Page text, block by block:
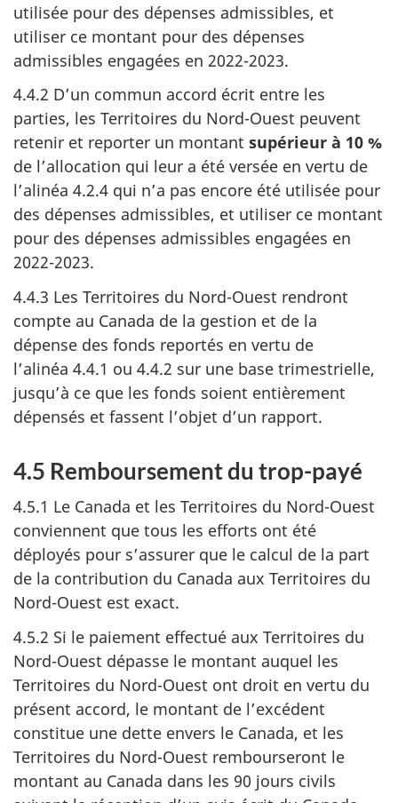
utilisée pour des dépenses admissibles, et
utiliser ce montant pour des dépenses
admissibles engagées en 2022-2023.
4.4.2 D’un commun accord écrit entre les
parties, les Territoires du Nord-Ouest peuvent
retenir et reporter un montant supérieur à 10 %
de l’allocation qui leur a été versée en vertu de
l’alinéa 4.2.4 qui n’a pas encore été utilisée pour
des dépenses admissibles, et utiliser ce montant
pour des dépenses admissibles engagées en
2022-2023.
4.4.3 Les Territoires du Nord-Ouest rendront
compte au Canada de la gestion et de la
dépense des fonds reportés en vertu de
l’alinéa 4.4.1 ou 4.4.2 sur une base trimestrielle,
jusqu’à ce que les fonds soient entièrement
dépensés et fassent l’objet d’un rapport.
4.5 Remboursement du trop-payé
4.5.1 Le Canada et les Territoires du Nord-Ouest
conviennent que tous les efforts ont été
déployés pour s’assurer que le calcul de la part
de la contribution du Canada aux Territoires du
Nord-Ouest est exact.
4.5.2 Si le paiement effectué aux Territoires du
Nord-Ouest dépasse le montant auquel les
Territoires du Nord-Ouest ont droit en vertu du
présent accord, le montant de l’excédent
constitue une dette envers le Canada, et les
Territoires du Nord-Ouest rembourseront le
montant au Canada dans les 90 jours civils